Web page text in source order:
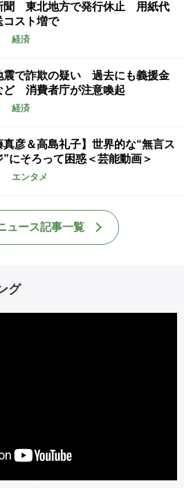
聞 東北地方で発行休止 用紙代
コスト増で
経済
震で詐欺の疑い 過去にも義援金
ど 消費者庁が注意喚起
経済
真彦＆高島礼子】世界的な“無言ス
”にそろって困惑＜芸能動画＞
エンタメ
ュース記事一覧
グ